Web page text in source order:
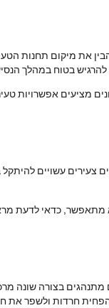
את מיקום תחנות
להרגיש בטוח במהלך
מציעים אפשרויות
עשויים להיתקל
כדאי לדעת
בצורה שונה
חרדות ולשפר את